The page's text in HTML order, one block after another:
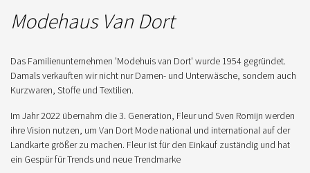
Modehaus Van Dort
Das Familienunternehmen 'Modehuis van Dort' wurde 1954 gegründet.
Damals verkauften wir nicht nur Damen- und Unterwäsche, sondern auch
Kurzwaren, Stoffe und Textilien.
Im Jahr 2022 übernahm die 3. Generation, Fleur und Sven Romijn werden
ihre Vision nutzen, um Van Dort Mode national und international auf der
Landkarte größer zu machen. Fleur ist für den Einkauf zuständig und hat
ein Gespür für Trends und neue Trendmarke